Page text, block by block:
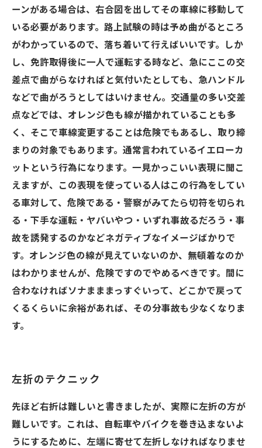
ーンがある場合は、右合図を出してその車線に移動して
いる必要があります。路上試験の時は予め曲がるところ
がわかっているので、落ち着いて行えばいいです。しか
し、免許取得後に一人で運転する時など、急にここの交
差点で曲がらなければと気付いたとしても、急ハンドル
などで曲がろうとしてはいけません。交通量の多い交差
点などでは、オレンジ色も線が描かれていることも多
く、そこで車線変更することは危険でもあるし、取り締
まりの対象でもあります。通常言われているイエローカ
ットという行為になります。一見かっこいい表現に聞こ
えますが、この表現を使っている人はこの行為をしてい
る車対して、危険である・警察がみてたら切符を切られ
る・下手な運転・ヤバいやつ・いずれ事故るだろう・事
故を誘発するのかなどネガティブなイメージばかりで
す。オレンジ色の線が見えていないのか、無頓着なのか
はわかりませんが、危険ですのでやめるべきです。間に
合わなければソナまままっすぐいって、どこかで戻って
くるくらいに余裕があれば、その分事故も少なくなりま
す。
左折のテクニック
先ほど右折は難しいと書きましたが、実際に左折の方が
難しいです。これは、自転車やバイクを巻き込まないよ
うにするために、左端に寄せて左折しなければなりませ